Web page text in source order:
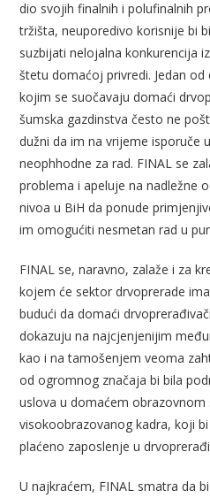
dio svojih finalnih i polufinalnih
tržišta, neuporedivo korisnije bi
suzbijati nelojalna konkurencija
štetu domaćoj privredi. Jedan
kojim se suočavaju domaći
šumska gazdinstva često ne
dužni da im na vrijeme isporuče
neophhodne za rad. FINAL se
problema i apeluje na nadležne
nivoa u BiH da ponude
im omogućiti nesmetan rad u
FINAL se, naravno, zalaže i za
kojem će sektor drvoprerade
budući da domaći
dokazuju na najcjenjenijim
kao i na tamošenjem veoma
od ogromnog značaja bi bila
uslova u domaćem
visokoobrazovanog kadra, koji
plaćeno zaposlenje u
U najkraćem, FINAL smatra da